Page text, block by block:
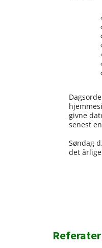
givne
senest
Søndag
det